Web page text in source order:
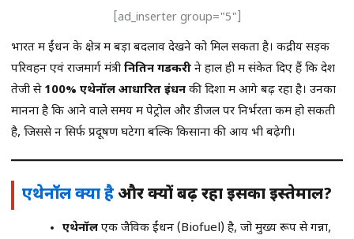
[ad_inserter group="5"]
भारत में ईंधन के क्षेत्र में बड़ा बदलाव देखने को मिल सकता है। केंद्रीय सड़क
परिवहन एवं राजमार्ग मंत्री नितिन गडकरी ने हाल ही में संकेत दिए हैं कि देश
तेजी से 100% एथेनॉल आधारित ईंधन की दिशा में आगे बढ़ रहा है। उनका
मानना है कि आने वाले समय में पेट्रोल और डीजल पर निर्भरता कम हो सकती
है, जिससे न सिर्फ प्रदूषण घटेगा बल्कि किसानों की आय भी बढ़ेगी।
एथेनॉल क्या हैऔर क्यों बढ़ रहा इसका इस्तेमाल?
एथेनॉल एक जैविक ईंधन (Biofuel) है, जो मुख्य रूप से गन्ना,